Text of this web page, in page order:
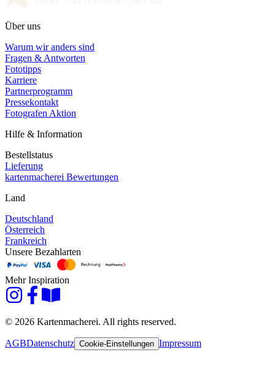
Über uns
Warum wir anders sind
Fragen & Antworten
Fototipps
Karriere
Partnerprogramm
Pressekontakt
Fotografen Aktion
Hilfe & Information
Bestellstatus
Lieferung
kartenmacherei Bewertungen
Land
Deutschland
Österreich
Frankreich
Unsere Bezahlarten
Mehr Inspiration
© 2026 Kartenmacherei. All rights reserved.
AGBDatenschutz Cookie-Einstellungen Impressum